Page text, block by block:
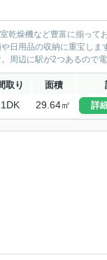
乾燥機など豊富に揃って
日用品の収納に重宝しま
周辺に駅が2つあるので
取り 面積
1DK 29.64㎡ 詳